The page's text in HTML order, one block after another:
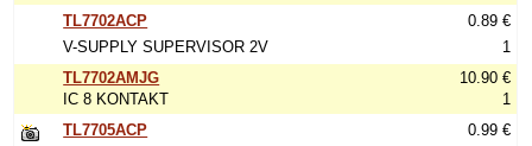
TL7702ACP
V-SUPPLY SUPERVISOR 2V
0.89 €
1
TL7702AMJG
IC 8 KONTAKT
10.90 €
1
TL7705ACP
0.99 €